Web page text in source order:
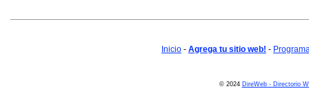
Inicio - Agrega tu sitio web! -
© 2024 DireWeb - Directorio